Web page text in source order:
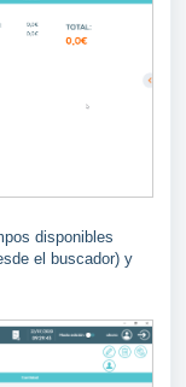
disponibles
el buscador) y